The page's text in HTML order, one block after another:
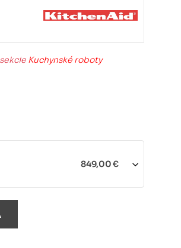
Kuchynské roboty
849,00 €